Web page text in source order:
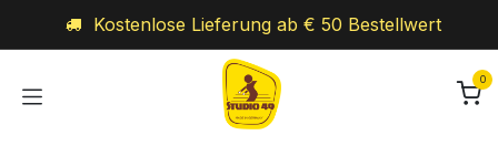
Kostenlose Lieferung ab € 50 Bestellwert
0